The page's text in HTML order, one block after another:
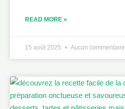
READ MORE »
15 août 2025 Aucun commentaire